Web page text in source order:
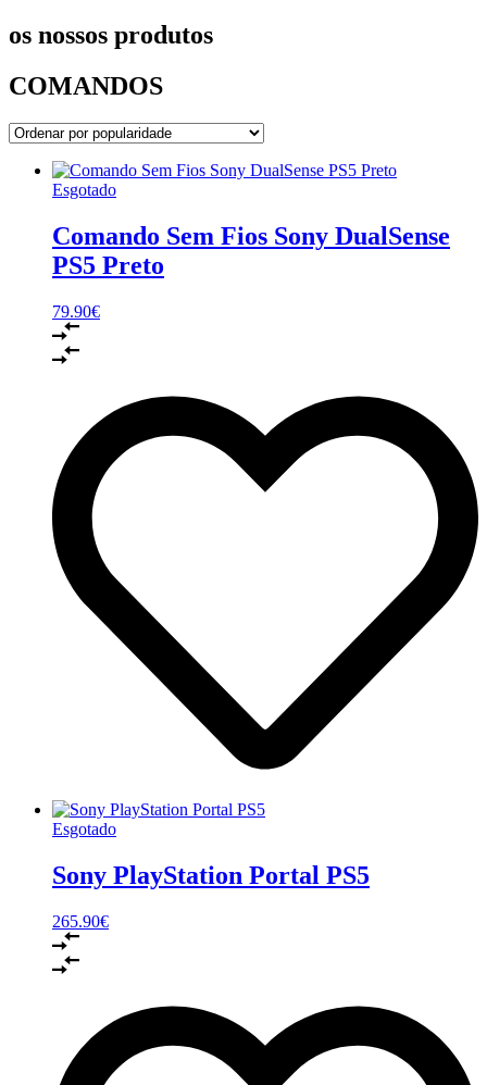
os nossos produtos
COMANDOS
Esgotado
Comando Sem Fios Sony DualSense
PS5 Preto
79.90€
Esgotado
Sony PlayStation Portal PS5
265.90€